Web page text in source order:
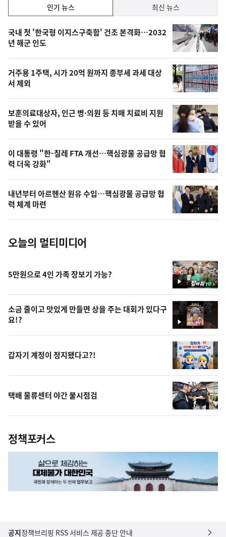
기,
최
신,
오
늘
의
영
상
오
늘
의
사
진
인기 뉴스 최신 뉴스
기
뉴
스
국내 첫 '한국형 이지스구축함' 건조 본격화…2032
년 해군 인도
거주용 1주택, 시가 20억 원까지 종부세 과세 대상
서 제외
보훈의료대상자, 인근 병·의원 등 치매 치료비 지원
받을 수 있어
이 대통령 "한-칠레 FTA 개선…핵심광물 공급망 협
력 더욱 강화"
내년부터 아르헨산 원유 수입…핵심광물 공급망 협
력 체계 마련
오늘의 멀티미디어
영
상
5만원으로 4인 가족 장보기 가능?
영
상
소금 줄이고 맛있게 만들면 상을 주는 대회가 있다구
요!?
갑자기 계정이 정지됐다고?!
택배 물류센터 야간 불시점검
정책포커스
공지정책브리핑 RSS 서비스 제공 중단 안내